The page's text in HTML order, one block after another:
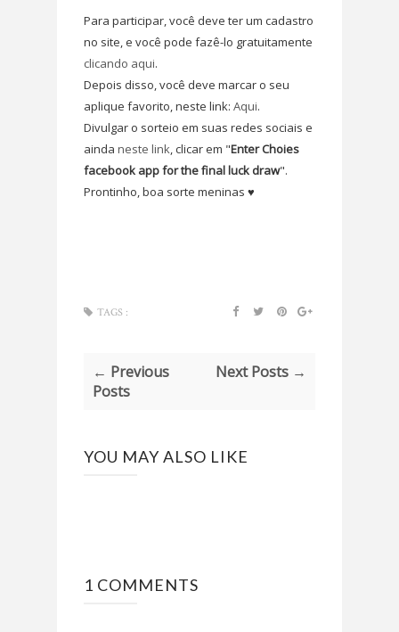
Para participar, você deve ter um cadastro
no site, e você pode fazê-lo gratuitamente
clicando aqui.
Depois disso, você deve marcar o seu
aplique favorito, neste link: Aqui.
Divulgar o sorteio em suas redes sociais e
ainda neste link, clicar em "Enter Choies
facebook app for the final luck draw".
Prontinho, boa sorte meninas ♥
TAGS :
← Previous
Posts
Next Posts →
YOU MAY ALSO LIKE
1 COMMENTS